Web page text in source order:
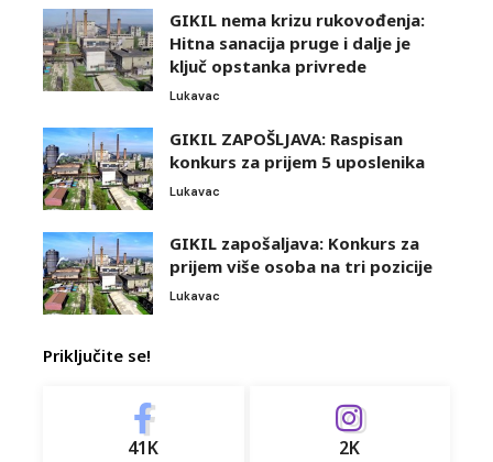
GIKIL nema krizu rukovođenja:
Hitna sanacija pruge i dalje je
ključ opstanka privrede
Lukavac
GIKIL ZAPOŠLJAVA: Raspisan
konkurs za prijem 5 uposlenika
Lukavac
GIKIL zapošaljava: Konkurs za
prijem više osoba na tri pozicije
Lukavac
Priključite se!
41K 2K